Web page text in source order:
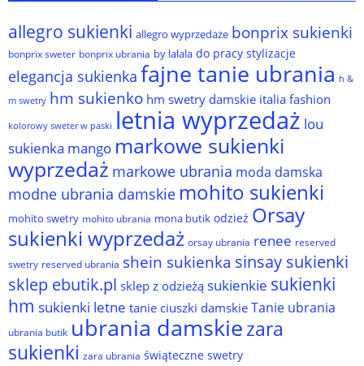
allegro sukienki allegro wyprzedaże bonprix sukienki
bonprix sweter bonprix ubrania by lalala do pracy stylizacje
elegancja sukienka fajne tanie ubrania h &
m swetry hm sukienko hm swetry damskie italia fashion
kolorowy sweter w paski letnia wyprzedaż lou
sukienka mango markowe sukienki
wyprzedaż markowe ubrania moda damska
modne ubrania damskie mohito sukienki
mohito swetry mohito ubrania mona butik odzież Orsay
sukienki wyprzedaż orsay ubrania renee reserved
swetry reserved ubrania shein sukienka sinsay sukienki
sklep ebutik.pl sklep z odzieżą sukienkie sukienki
hm sukienki letne tanie ciuszki damskie Tanie ubrania
ubrania butik ubrania damskiezara
sukienki zara ubrania świąteczne swetry